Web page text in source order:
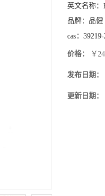
英文名称：
品牌： 品健
cas：
价格： ￥
发布日期：
更新日期：